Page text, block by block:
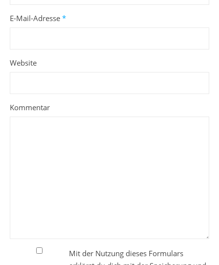
E-Mail-Adresse *
Website
Kommentar
Mit der Nutzung dieses Formulars